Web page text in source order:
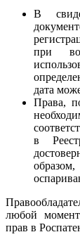
В
при
дата
Права,
в
любой
прав в